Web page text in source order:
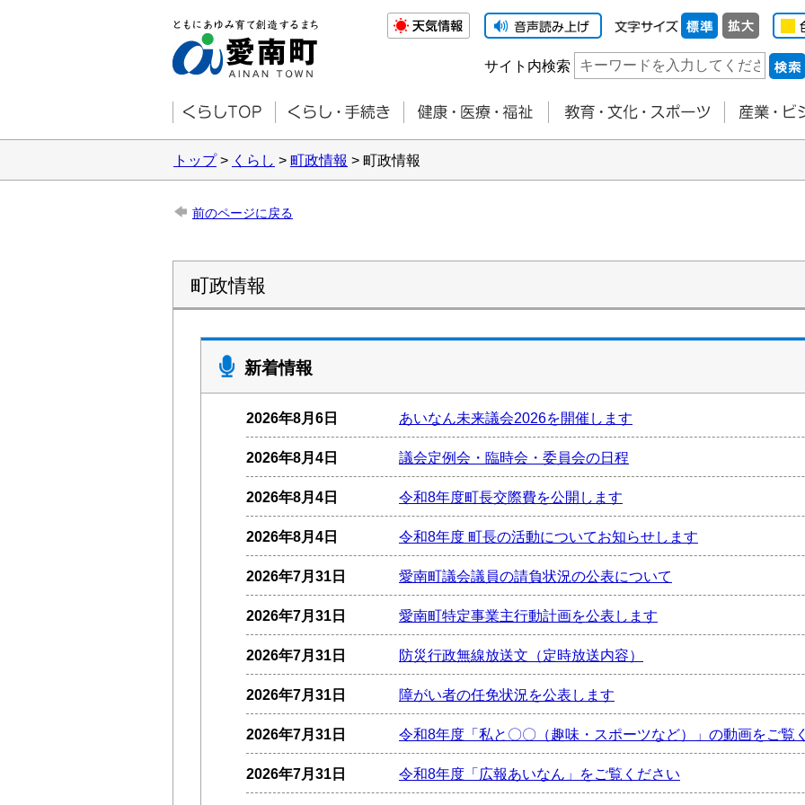
サイト内検索
トップ> くらし > 町政情報 > 町政情報
前のページに戻る
町政情報
新着情報
2026年8月6日 あいなん未来議会2026を開催します
2026年8月4日 議会定例会・臨時会・委員会の日程
2026年8月4日 令和8年度町長交際費を公開します
2026年8月4日 令和8年度 町長の活動についてお知らせします
2026年7月31日 愛南町議会議員の請負状況の公表について
2026年7月31日 愛南町特定事業主行動計画を公表します
2026年7月31日 防災行政無線放送文（定時放送内容）
2026年7月31日 障がい者の任免状況を公表します
2026年7月31日 令和8年度「私と〇〇（趣味・スポーツなど）」の動画をご覧
2026年7月31日 令和8年度「広報あいなん」をご覧ください